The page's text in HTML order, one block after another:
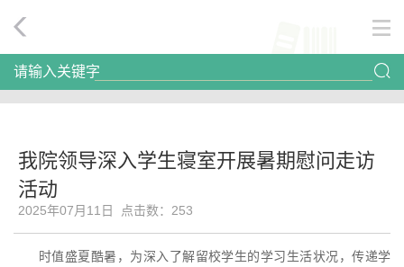
请输入关键字
我院领导深入学生寝室开展暑期慰问走访
活动
2025年07月11日 点击数： 253
时值盛夏酷暑，为深入了解留校学生的学习生活状况，传递学